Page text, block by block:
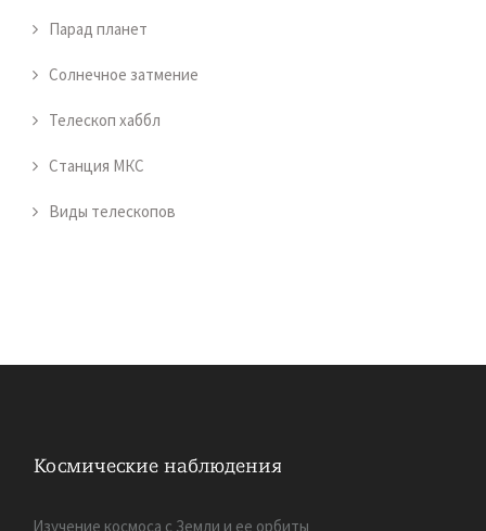
Парад планет
Солнечное затмение
Телескоп хаббл
Станция МКС
Виды телескопов
Изучение космоса с Земли и ее орбиты